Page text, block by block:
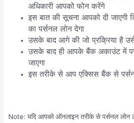
अधिकारी आपको फोन करेंगे
इस बात की सूचना आपको दी
का पर्सनल लोन देगा
उसके बाद आगे की जो प्रक्रिया है उसे
उसके बाद ही आपके बैंक अकाउंट में
जाएगा
इस तरीके से आप एक्सिस बैंक से
Note: यदि आपको ऑनलाइन तरीके से पर्सनल लोन